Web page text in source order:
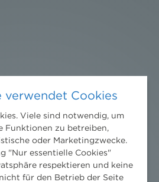
verwendet Cookies
Viele sind notwendig, um
Funktionen zu betreiben,
oder Marketingzwecke.
"Nur essentielle Cookies"
respektieren und keine
für den Betrieb der Seite